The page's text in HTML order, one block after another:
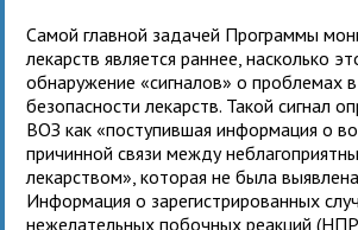
Самой главной задачей Программы
лекарств является раннее, насколько
обнаружение «сигналов» о проблемах
безопасности лекарств. Такой сигнал
ВОЗ как «поступившая информация о
причинной связи между
лекарством», которая не была
Информация о зарегистрированных
нежелательных побочных реакций